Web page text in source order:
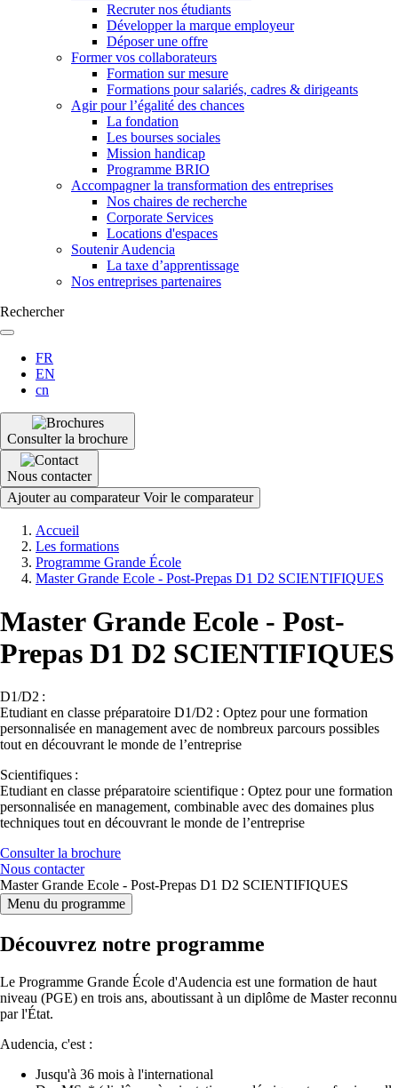
Recruter nos étudiants
Développer la marque employeur
Déposer une offre
Former vos collaborateurs
Formation sur mesure
Formations pour salariés, cadres & dirigeants
Agir pour l’égalité des chances
La fondation
Les bourses sociales
Mission handicap
Programme BRIO
Accompagner la transformation des entreprises
Nos chaires de recherche
Corporate Services
Locations d'espaces
Soutenir Audencia
La taxe d’apprentissage
Nos entreprises partenaires
Rechercher
FR
EN
cn
Consulter la brochure
Nous contacter
Ajouter au comparateur Voir le comparateur
d'Ariane
Accueil
Les formations
Programme Grande École
Master Grande Ecole - Post-Prepas D1 D2 SCIENTIFIQUES
Master Grande Ecole - Post-
Prepas D1 D2 SCIENTIFIQUES
D1/D2 :
Etudiant en classe préparatoire D1/D2 : Optez pour une formation
personnalisée en management avec de nombreux parcours possibles
tout en découvrant le monde de l’entreprise
Scientifiques :
Etudiant en classe préparatoire scientifique : Optez pour une formation
personnalisée en management, combinable avec des domaines plus
techniques tout en découvrant le monde de l’entreprise
Consulter la brochure
Nous contacter
Master Grande Ecole - Post-Prepas D1 D2 SCIENTIFIQUES
Menu du programme
Découvrez notre programme
Le Programme Grande École d'Audencia est une formation de haut
niveau (PGE) en trois ans, aboutissant à un diplôme de Master reconnu
par l'État.
Audencia, c'est :
Jusqu'à 36 mois à l'international